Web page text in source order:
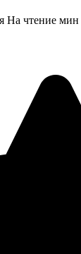
На чтение мин